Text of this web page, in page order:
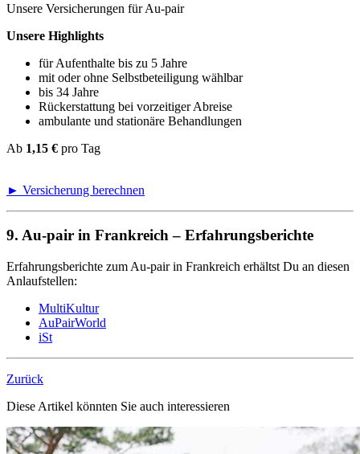
Unsere Versicherungen für Au-pair
Unsere Highlights
für Aufenthalte bis zu 5 Jahre
mit oder ohne Selbstbeteiligung wählbar
bis 34 Jahre
Rückerstattung bei vorzeitiger Abreise
ambulante und stationäre Behandlungen
Ab 1,15 € pro Tag
► Versicherung berechnen
9. Au-pair in Frankreich – Erfahrungsberichte
Erfahrungsberichte zum Au-pair in Frankreich erhältst Du an diesen
Anlaufstellen:
MultiKultur
AuPairWorld
iSt
Zurück
Diese Artikel könnten Sie auch interessieren